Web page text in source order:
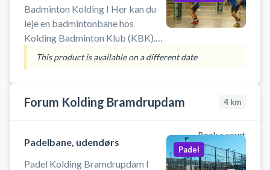
Badminton Kolding I Her kan du
leje en badmintonbane hos
Kolding Badminton Klub (KBK).
Book og spil badminton på en af
og bolde.
This product is available on a different date
Forum Kolding Bramdrupdam 4 km
Book a court
Padelbane, udendørs
Padel Kolding Bramdrupdam I
Padel